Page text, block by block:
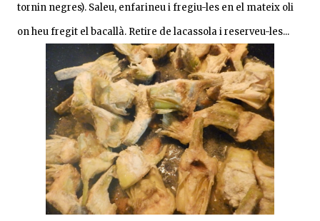
tornin negres). Saleu, enfarineu i fregiu-les en el mateix oli
on heu fregit el bacallà. Retire de lacassola i reserveu-les...